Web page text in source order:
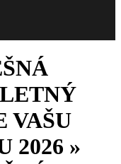
VAŠU
2026 »